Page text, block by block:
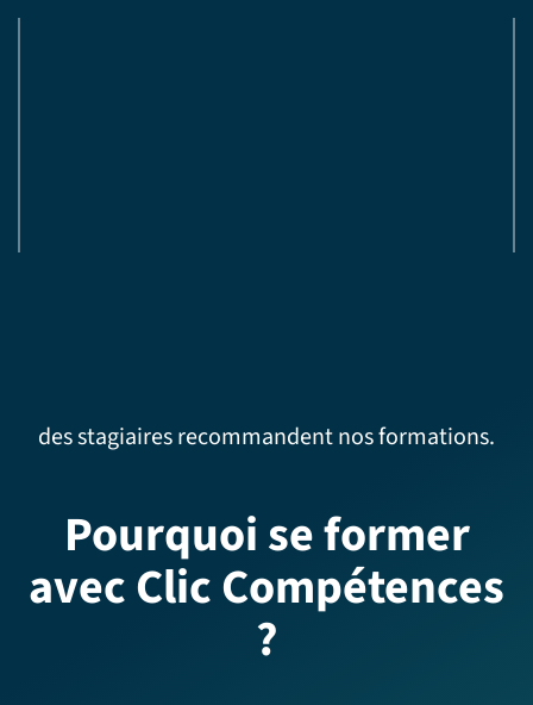
des stagiaires recommandent nos formations.
Pourquoi se former
avec Clic Compétences
?